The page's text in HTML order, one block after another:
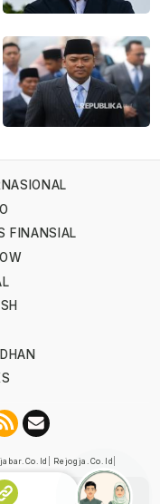
FINANSIAL
Rejogja.co.id
Pers